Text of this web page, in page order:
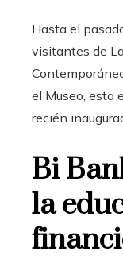
Hasta el
visitantes de
el Museo, esta
recién
Bi
la